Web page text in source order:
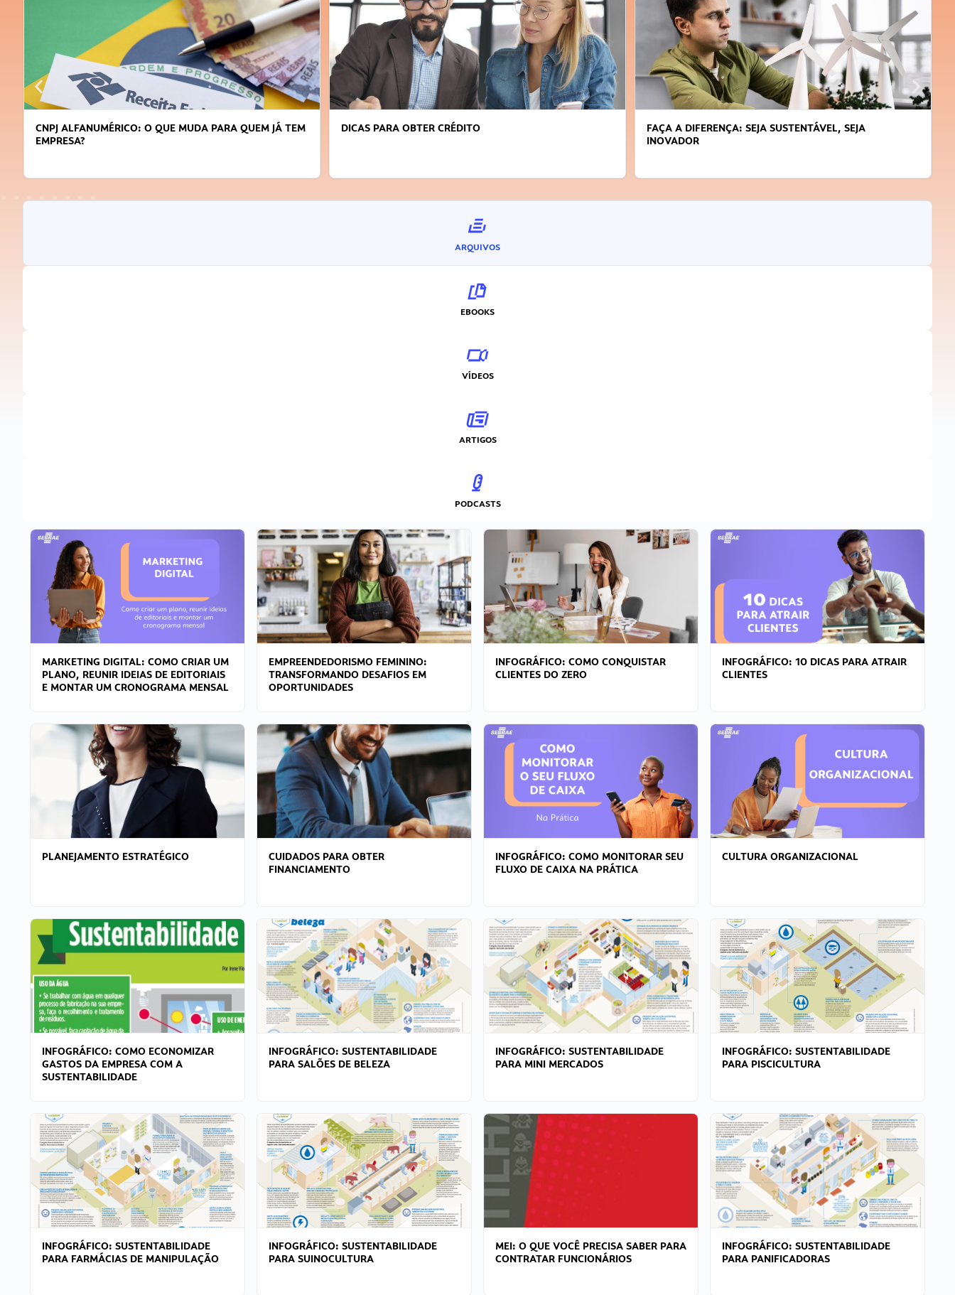
DICAS PARA OBTER CRÉDITO
FAÇA A DIFERENÇA: SEJA SUSTENTÁVEL, SEJA
APRENDA A GERENCIAR O SEU TEMPO
ARQUIVOS
EBOOKS
VÍDEOS
ARTIGOS
PODCASTS
MARKETING DIGITAL: COMO CRIAR UM
PLANO, REUNIR IDEIAS DE EDITORIAIS
E MONTAR UM CRONOGRAMA MENSAL
EMPREENDEDORISMO FEMININO:
TRANSFORMANDO DESAFIOS EM
OPORTUNIDADES
INFOGRÁFICO: COMO CONQUISTAR
CLIENTES DO ZERO
INFOGRÁFICO: 10 DICAS PARA ATRAIR
CLIENTES
PLANEJAMENTO ESTRATÉGICO
CUIDADOS PARA OBTER
FINANCIAMENTO
INFOGRÁFICO: COMO MONITORAR SEU
FLUXO DE CAIXA NA PRÁTICA
CULTURA ORGANIZACIONAL
INFOGRÁFICO: COMO ECONOMIZAR
GASTOS DA EMPRESA COM A
SUSTENTABILIDADE
INFOGRÁFICO: SUSTENTABILIDADE
PARA SALÕES DE BELEZA
INFOGRÁFICO: SUSTENTABILIDADE
PARA MINI MERCADOS
INFOGRÁFICO: SUSTENTABILIDADE
PARA PISCICULTURA
INFOGRÁFICO: SUSTENTABILIDADE
PARA FARMÁCIAS DE MANIPULAÇÃO
INFOGRÁFICO: SUSTENTABILIDADE
PARA SUINOCULTURA
MEI: O QUE VOCÊ PRECISA SABER PARA
CONTRATAR FUNCIONÁRIOS
INFOGRÁFICO: SUSTENTABILIDADE
PARA PANIFICADORAS